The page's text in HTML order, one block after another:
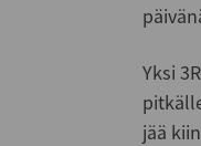
Yksi
jää